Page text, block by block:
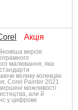
Акція
версія
малювання, яка
велику колекцію
Corel Painter 2021
можливості
але й
у цифрове